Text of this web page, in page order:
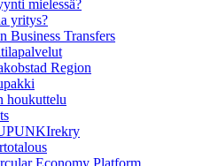
mielessä?
yritys?
Business Transfers
Region
houkuttelu
Economy Platform